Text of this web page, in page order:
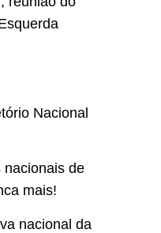
Nacional
nacionais de
mais!
nacional da